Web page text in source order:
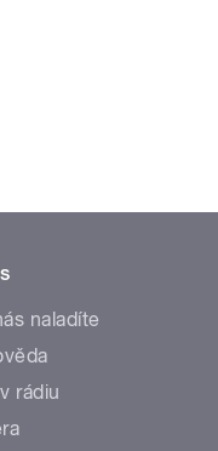
naladíte
rádiu